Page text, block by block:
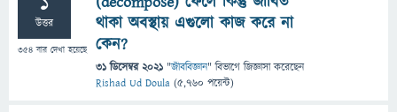
উত্তর
354 বার দেখা হয়েছে
থাকা অবস্থায় এগুলো কাজ করে না
কেন?
31 ডিসেম্বর 2021 "জীববিজ্ঞান" বিভাগে জিজ্ঞাসাকরেছেন
Rishad Ud Doula (5,760 পয়েন্ট)